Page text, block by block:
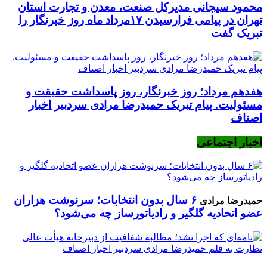
محمود سیجانی مدیرکل صنعت، معدن و تجارت استان
تهران در پیامی فرارسیدن ۱۷مرداد ماه روز خبرنگار را
تبریک گفت
هفدهم مرداد؛ روز خبرنگار، روز پاسداشت حقیقت و
مسئولیت. پیام تبریک حمیدرضا مرادی سردبیر اخبار
اصناف
اخبار اجتماعی
حمیدرضا مرادی
۶ سال بدون انتخابات؛ سرنوشت هزاران
عضو اتحادیه گلگیر و رادیاتورساز چه می‌شود؟